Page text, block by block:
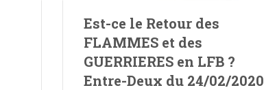
Est-ce le Retour des
FLAMMES et des
GUERRIERES en LFB ?
Entre-Deux du 24/02/2020